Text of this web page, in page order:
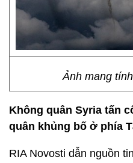
Ảnh mang
Không quân Syria tấn
quân khủng bố ở phía
RIA Novosti dẫn nguồn